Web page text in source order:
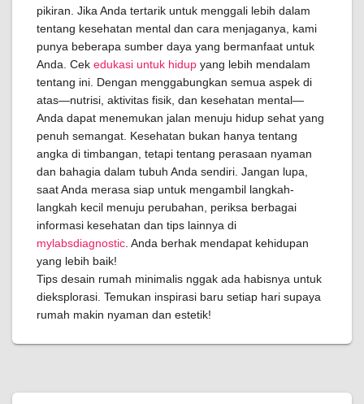
pikiran. Jika Anda tertarik untuk menggali lebih dalam
tentang kesehatan mental dan cara menjaganya, kami
punya beberapa sumber daya yang bermanfaat untuk
Anda. Cek edukasi untuk hidup yang lebih mendalam
tentang ini. Dengan menggabungkan semua aspek di
atas—nutrisi, aktivitas fisik, dan kesehatan mental—
Anda dapat menemukan jalan menuju hidup sehat yang
penuh semangat. Kesehatan bukan hanya tentang
angka di timbangan, tetapi tentang perasaan nyaman
dan bahagia dalam tubuh Anda sendiri. Jangan lupa,
saat Anda merasa siap untuk mengambil langkah-
langkah kecil menuju perubahan, periksa berbagai
informasi kesehatan dan tips lainnya di
mylabsdiagnostic . Anda berhak mendapat kehidupan
yang lebih baik!
Tips desain rumah minimalis nggak ada habisnya untuk
dieksplorasi. Temukan inspirasi baru setiap hari supaya
rumah makin nyaman dan estetik!